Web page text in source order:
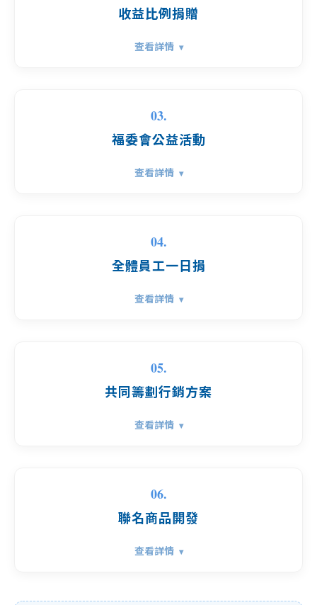
收益比例捐贈
查看詳情
03.
福委會公益活動
查看詳情
04.
全體員工一日捐
查看詳情
05.
共同籌劃行銷方案
查看詳情
06.
聯名商品開發
查看詳情